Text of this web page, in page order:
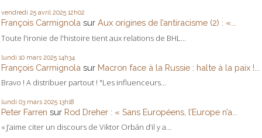
vendredi 25 avril 2025 12h02
François Carmignola sur Aux origines de l’antiracisme (2) : «...
Toute l'ironie de l'histoire tient aux relations de BHL...
lundi 10 mars 2025 14h34
François Carmignola sur Macron face à la Russie : halte à la paix !...
Bravo ! A distribuer partout ! "Les influenceurs...
lundi 03 mars 2025 13h18
Peter Farren sur Rod Dreher : « Sans Européens, l’Europe n’a...
« J’aime citer un discours de Viktor Orbán d’il y a...